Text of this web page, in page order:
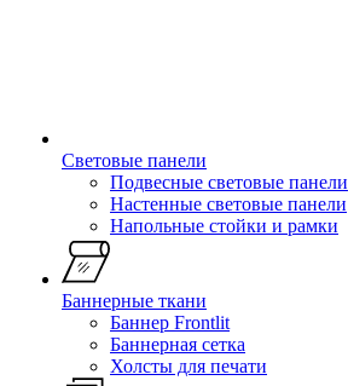
Световые панели
Подвесные световые панели
Настенные световые панели
Напольные стойки и рамки
Баннерные ткани
Баннер Frontlit
Баннерная сетка
Холсты для печати